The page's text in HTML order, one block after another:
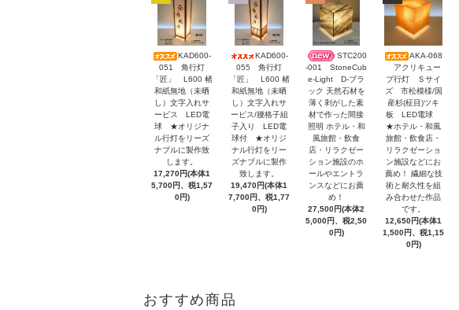
KAD600-
051 角行灯
「匠」 L600 楮
和紙無地（未晒
し）文字入れサ
ービス LED電
球 ★オリジナ
ル行灯をリーズ
ナブルに製作致
します。
17,270円(本体1
5,700円、税1,57
0円)
KAD600-
055 角行灯
「匠」 L600 楮
和紙無地（未晒
し）文字入れサ
ービス/腰格子組
子入り LED電
球付 ★オリジ
ナル行灯をリー
ズナブルに製作
致します。
19,470円(本体1
7,700円、税1,77
0円)
STC200
-001 StoneCub
e-Light D-ブラ
ック 天然石材を
薄く剥がした素
材で作った間接
照明 ホテル・和
風旅館・飲食
店・リラクゼー
ション施設のホ
ールやエントラ
ンスなどにお薦
め！
27,500円(本体2
5,000円、税2,50
0円)
AKA-068
アクリキュー
ブ行灯 Ｓサイ
ズ 市松模様/国
産杉(柾目)ツキ
板 LED電球
★ホテル・和風
旅館・飲食店・
リラクゼーショ
ン施設などにお
薦め！ 繊細な技
術と耐久性を組
み合わせた作品
です。
12,650円(本体1
1,500円、税1,15
0円)
おすすめ商品